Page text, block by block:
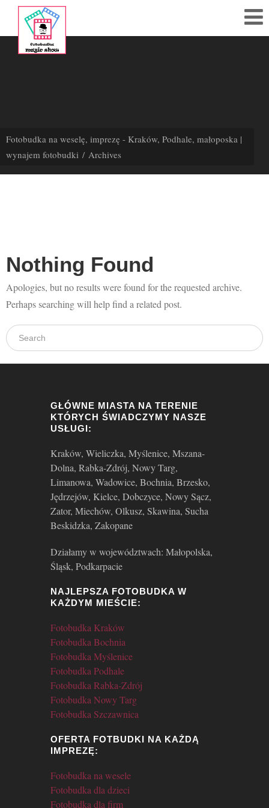
Fotobudka na weselę, imprezę - Kraków, Podhale, małoposka |
wynajem fotobudki
Archives
Nothing Found
Apologies, but no results were found for the requested archive.
Perhaps searching will help find a related post.
GŁÓWNE MIASTA NA TERENIE
KTÓRYCH ŚWIADCZYMY NASZE
USŁUGI:
Kraków, Wieliczka, Myślenice, Mszana-
Dolna, Rabka-Zdrój, Nowy Targ,
Limanowa, Wadowice, Bochnia, Brzesko,
Jędrzejów, Kielce, Dobczyce, Nowy Sącz,
Zator, Miechów, Olkusz, Skawina, Sucha
Beskidzka, Zakopane
Działamy w województwach: Małopolska,
Śląsk, Podkarpacie
NAJLEPSZA FOTOBUDKA W
KAŻDYM MIEŚCIE:
Fotobudka Kraków
Fotobudka Bochnia
Fotobudka Myślenice
Fotobudka Podhale
Fotobudka Rabka-Zdrój
Fotobudka Nowy Targ
Fotobudka Szczawnica
OFERTA FOTBUDKI NA KAŻDĄ
IMPREZĘ:
Fotobudka na wesele
Fotobudka dla dzieci
Fotobudka dla firm
Strona
Główna
Kontakt